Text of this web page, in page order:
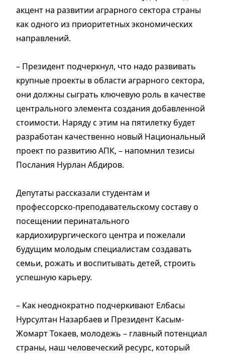
акцент на развитии аграрного сектора страны
как одного из приоритетных экономических
направлений.
– Президент подчеркнул, что надо развивать
крупные проекты в области аграрного сектора,
они должны сыграть ключевую роль в качестве
центрального элемента создания добавленной
стоимости. Наряду с этим на пятилетку будет
разработан качественно новый Национальный
проект по развитию АПК, – напомнил тезисы
Послания Нурлан Абдиров.
Депутаты рассказали студентам и
профессорско-преподавательскому составу о
посещении перинатального
кардиохирургического центра и пожелали
будущим молодым специалистам создавать
семьи, рожать и воспитывать детей, строить
успешную карьеру.
– Как неоднократно под­­чер­кивают Елбасы
Нурсултан Назарбаев и Президент Касым-
Жомарт Токаев, молодежь – главный потенциал
страны, наш человеческий ресурс, который